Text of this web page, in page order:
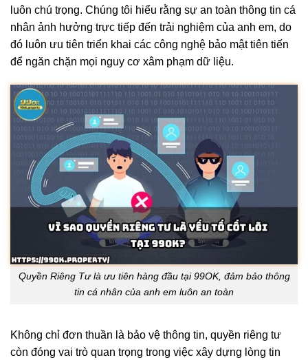
luôn chú trọng. Chúng tôi hiểu rằng sự an toàn thông tin cá
nhân ảnh hưởng trực tiếp đến trải nghiệm của anh em, do
đó luôn ưu tiên triển khai các công nghệ bảo mật tiên tiến
để ngăn chặn mọi nguy cơ xâm phạm dữ liệu.
Quyền Riêng Tư là ưu tiên hàng đầu tại 99OK, đảm bảo thông
tin cá nhân của anh em luôn an toàn
Không chỉ đơn thuần là bảo vệ thông tin, quyền riêng tư
còn đóng vai trò quan trọng trong việc xây dựng lòng tin